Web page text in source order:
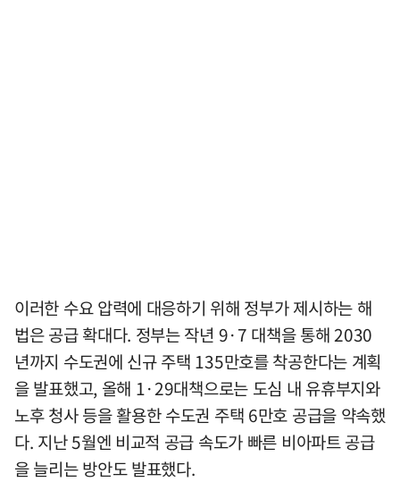
이러한 수요 압력에 대응하기 위해 정부가 제시하는 해
법은 공급 확대다. 정부는 작년 9·7 대책을 통해 2030
년까지 수도권에 신규 주택 135만호를 착공한다는 계획
을 발표했고, 올해 1·29대책으로는 도심 내 유휴부지와
노후 청사 등을 활용한 수도권 주택 6만호 공급을 약속했
다. 지난 5월엔 비교적 공급 속도가 빠른 비아파트 공급
을 늘리는 방안도 발표했다.